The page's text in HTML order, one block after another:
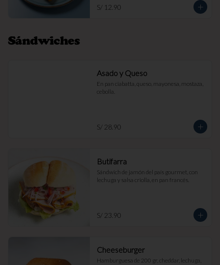
S/ 12.90
Sándwiches
Asado y Queso
En pan ciabatta, queso, mayonesa, mostaza,
cebolla.
S/ 28.90
Butifarra
Sándwich de jamón del país gourmet, con
lechuga y salsa criolla, en pan francés.
S/ 23.90
Cheeseburger
Hamburguesa de 200 gr, cheddar, lechuga,